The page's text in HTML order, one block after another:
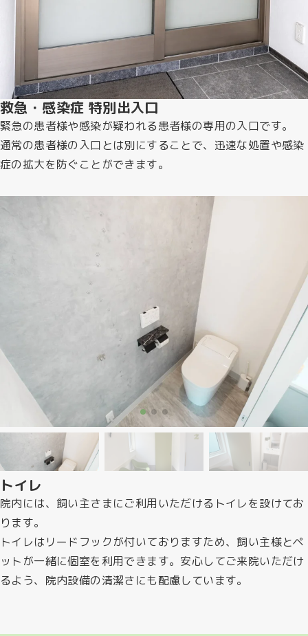
救急・感染症 特別出入口
緊急の患者様や感染が疑われる患者様の専用の入口です。
通常の患者様の入口とは別にすることで、迅速な処置や感染
症の拡大を防ぐことができます。
トイレ
院内には、飼い主さまにご利用いただけるトイレを設けてお
ります。
トイレはリードフックが付いておりますため、飼い主様とペ
ットが一緒に個室を利用できます。安心してご来院いただけ
るよう、院内設備の清潔さにも配慮しています。